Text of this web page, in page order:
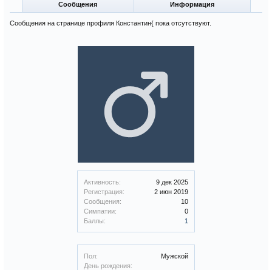
Активность:
9 дек 2025
Регистрация:
2 июн 2019
Сообщения:
10
Симпатии:
0
Баллы:
1
Пол:
Мужской
День рождения:
Сообщения Информация
Сообщения на странице профиля Константин{ пока отсутствуют.